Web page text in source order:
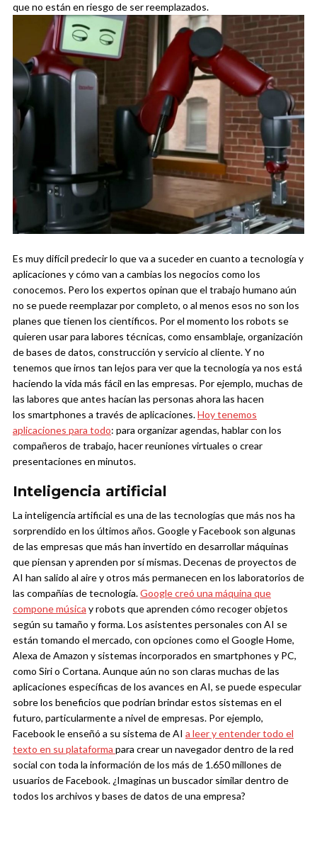
que no están en riesgo de ser reemplazados.
Es muy difícil predecir lo que va a suceder en cuanto a tecnología y
aplicaciones y cómo van a cambias los negocios como los
conocemos. Pero los expertos opinan que el trabajo humano aún
no se puede reemplazar por completo, o al menos esos no son los
planes que tienen los científicos. Por el momento los robots se
quieren usar para labores técnicas, como ensamblaje, organización
de bases de datos, construcción y servicio al cliente.Y no
tenemos que irnos tan lejos para ver que la tecnología ya nos está
haciendo la vida más fácil en las empresas. Por ejemplo, muchas de
las labores que antes hacían las personas ahora las hacen
los smartphones a través de aplicaciones.Hoy tenemos
aplicaciones para todo: para organizar agendas, hablar con los
compañeros de trabajo, hacer reuniones virtuales o crear
presentaciones en minutos.
Inteligencia artificial
La inteligencia artificial es una de las tecnologías que más nos ha
sorprendido en los últimos años. Google y Facebook son algunas
de las empresas que más han invertido en desarrollar máquinas
que piensan y aprenden por sí mismas. Decenas de proyectos de
AI han salido al aire y otros más permanecen en los laboratorios de
las compañías de tecnología.Google creó una máquina que
compone música yrobots que aprenden cómo recoger objetos
según su tamaño y forma. Los asistentes personales con AI se
están tomando el mercado, con opciones como el Google Home,
Alexa de Amazon y sistemas incorporados en smartphones y PC,
como Siri o Cortana.Aunque aún no son claras muchas de las
aplicaciones específicas de los avances en AI, se puede especular
sobre los beneficios que podrían brindar estos sistemas en el
futuro, particularmente a nivel de empresas. Por ejemplo,
Facebook le enseñó a su sistema de AI a leer y entender todo el
texto en su plataforma para crear un navegador dentro de la red
social con toda la información de los más de 1.650 millones de
usuarios de Facebook. ¿Imaginas un buscador similar dentro de
todos los archivos y bases de datos de una empresa?